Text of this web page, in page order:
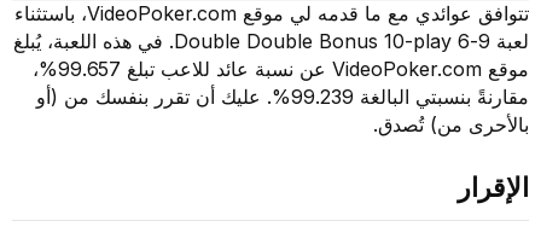
تتوافق عوائدي مع ما قدمه لي موقع VideoPoker.com، باستثناء
لعبة 9-6 Double Double Bonus 10-play. في هذه اللعبة، يُبلغ
موقع VideoPoker.com عن نسبة عائد للاعب تبلغ 99.657%،
مقارنةً بنسبتي البالغة 99.239%. عليك أن تقرر بنفسك من (أو
من) تُصدق.